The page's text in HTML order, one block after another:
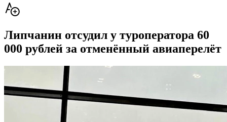
Липчанин отсудил у туроператора 60
000 рублей за отменённый авиаперелёт